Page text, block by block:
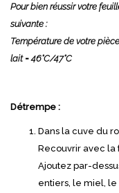
Pour bien réussir votre
suivante :
Température de votre
lait = 46°C/47°C
Détrempe :
Dans la cuve du
Recouvrir avec la
Ajoutez par-
entiers, le miel, le